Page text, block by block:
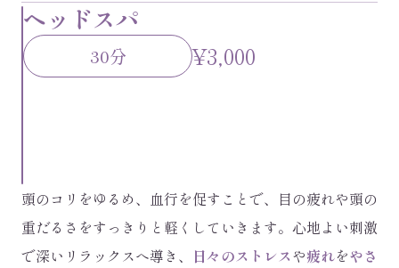
ヘッドスパ
30分 ¥3,000
頭のコリをゆるめ、血行を促すことで、目の疲れや頭の
重だるさをすっきりと軽くしていきます。心地よい刺激
で深いリラックスへ導き、 日々のストレスや疲れをやさ